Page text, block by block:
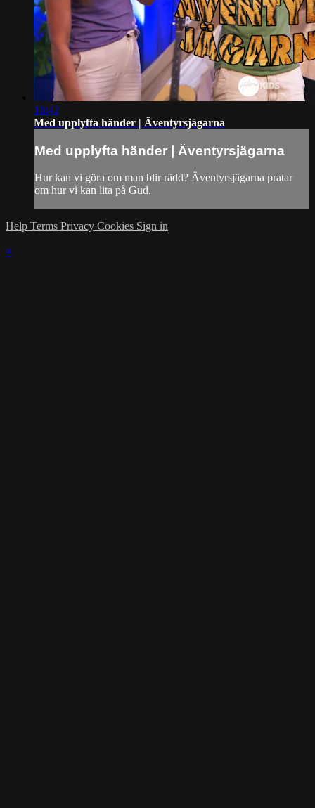
16:42
Med upplyfta händer | Äventyrsjägarna
Med upplyfta händer | Äventyrsjägarna
Hur kan vi göra om man blir rädd? Äventyrsjägarna pratar
om hur vi kan lita på Gud.
Help Terms Privacy Cookies Sign in
×